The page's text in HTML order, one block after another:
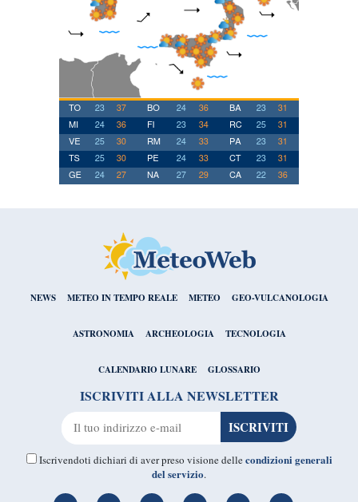
NEWS METEO IN TEMPO REALE METEO GEO-VULCANOLOGIA
ASTRONOMIA ARCHEOLOGIA TECNOLOGIA
CALENDARIO LUNARE GLOSSARIO
ISCRIVITI ALLA NEWSLETTER
Iscrivendoti dichiari di aver preso visione dellecondizioni generali
del servizio.